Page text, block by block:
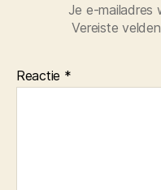
Je e-mailadres
Vereiste
Reactie *